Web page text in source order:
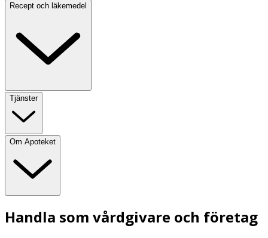
Recept och läkemedel
Tjänster
Om Apoteket
Handla som vårdgivare och företag